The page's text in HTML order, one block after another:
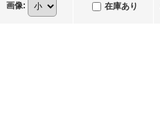
画像: 在庫あり